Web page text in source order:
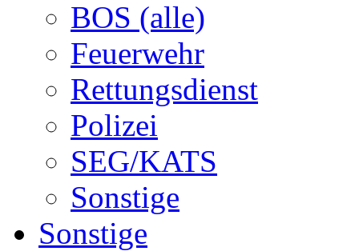
BOS (alle)
Feuerwehr
Rettungsdienst
Polizei
SEG/KATS
Sonstige
Sonstige